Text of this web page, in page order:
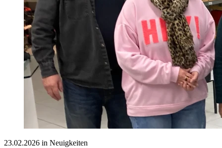
23.02.2026 in Neuigkeiten